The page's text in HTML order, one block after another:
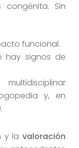
Sin
funcional.
hay signos de
y, en
y lavaloración